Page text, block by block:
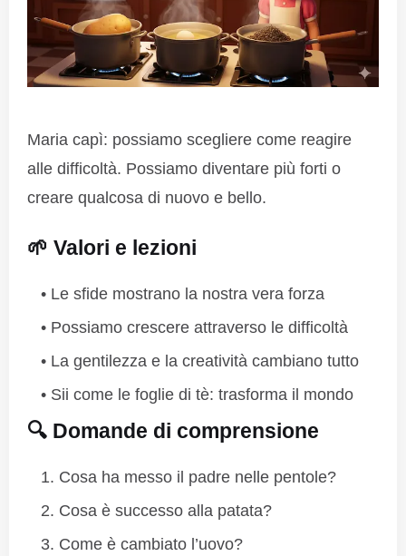
Maria capì: possiamo scegliere come reagire
alle difficoltà. Possiamo diventare più forti o
creare qualcosa di nuovo e bello.
🌱 Valori e lezioni
Le sfide mostrano la nostra vera forza
Possiamo crescere attraverso le difficoltà
La gentilezza e la creatività cambiano tutto
Sii come le foglie di tè: trasforma il mondo
🔍 Domande di comprensione
Cosa ha messo il padre nelle pentole?
Cosa è successo alla patata?
Come è cambiato l’uovo?